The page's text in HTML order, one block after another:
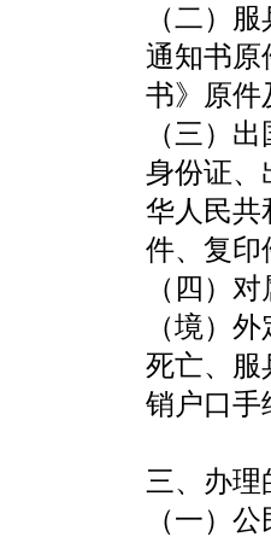
（二）
通知书原
书》原件
（三）
身份证、
华人民共
件、复印
（四）
（境）
死亡、服
销户口手
三、办理
（一）